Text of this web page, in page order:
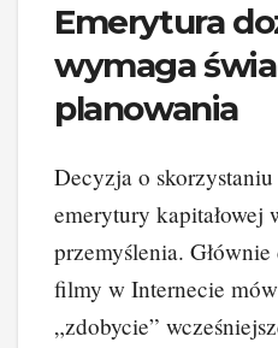
Emerytura
wymaga
planowania
Decyzja o
emerytury kapitałowej
przemyślenia.
filmy w Internecie
„zdobycie”